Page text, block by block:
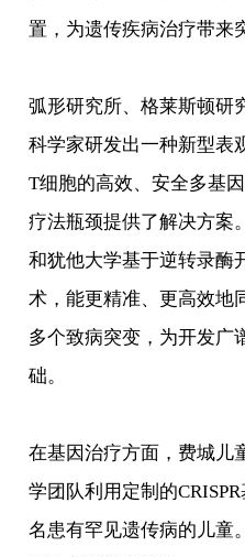
置，为遗传疾病治疗带来
弧形研究所、格莱斯顿研
科学家研发出一种新型表
T细胞的高效、安全多基
疗法瓶颈提供了解决方案
和犹他大学基于逆转录酶
术，能更精准、更高效地
多个致病突变，为开发广
础。
在基因治疗方面，费城儿
学团队利用定制的
名患有罕见遗传病的儿童